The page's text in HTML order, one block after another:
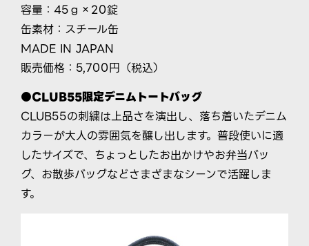
容量：45ｇ×20錠
缶素材：スチール缶
MADE IN JAPAN
販売価格：5,700円（税込）
●CLUB55限定デニムトートバッグ
CLUB55の刺繍は上品さを演出し、落ち着いたデニム
カラーが大人の雰囲気を醸し出します。普段使いに適
したサイズで、ちょっとしたお出かけやお弁当バッ
グ、お散歩バッグなどさまざまなシーンで活躍しま
す。